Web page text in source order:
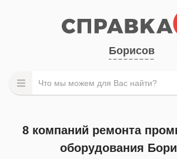
Борисов
8 компаний ремонта
оборудования